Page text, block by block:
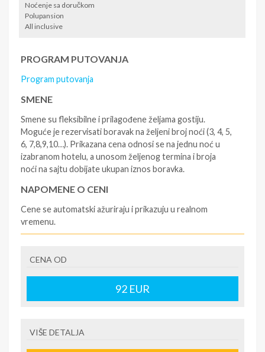
Noćenje sa doručkom
Polupansion
All inclusive
PROGRAM PUTOVANJA
Program putovanja
SMENE
Smene su fleksibilne i prilagođene željama gostiju.
Moguće je rezervisati boravak na željeni broj noći (3, 4, 5,
6, 7,8,9,10…). Prikazana cena odnosi se na jednu noć u
izabranom hotelu, a unosom željenog termina i broja
noći na sajtu dobijate ukupan iznos boravka.
NAPOMENE O CENI
Cene se automatski ažuriraju i prikazuju u realnom
vremenu.
- rezervisane i potvrđene usluge u izabranoj smeštajnoj
jedinici prema opisu - korišćenje hotelskih sadržaja
prema opisu - uslugu rezervacije - organizaciju
putovanja.
CENA OD
92 EUR
VIŠE DETALJA